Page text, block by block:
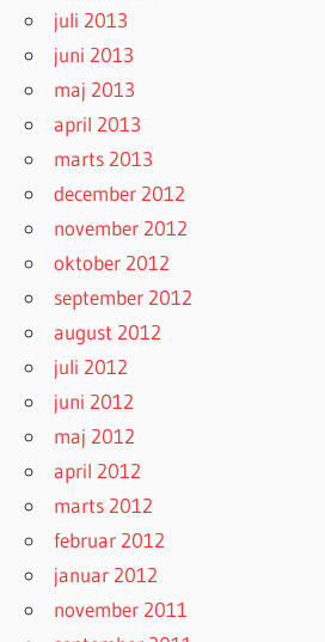
juli 2013
juni 2013
maj 2013
april 2013
marts 2013
december 2012
november 2012
oktober 2012
september 2012
august 2012
juli 2012
juni 2012
maj 2012
april 2012
marts 2012
februar 2012
januar 2012
november 2011